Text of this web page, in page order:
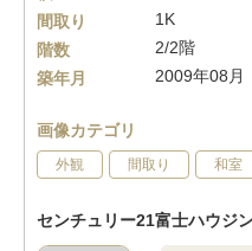
間取り
1K
階数
2/2階
築年月
2009年08月
画像カテゴリ
外観 間取り 和室
センチュリー21富士ハウジ